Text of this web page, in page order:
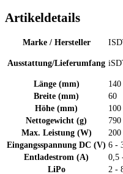
Artikeldetails
Marke / Hersteller
Ausstattung/Lieferumfang
Länge (mm)
140
Breite (mm)
60
Höhe (mm)
100
Nettogewicht (g)
790
Max. Leistung (W)
200
Eingangsspannung DC (V) 6 -
Entladestrom (A)
0,5
LiPo
2 -